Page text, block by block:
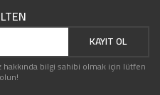
KAYIT OL
bilgi sahibi olmak için lütfen